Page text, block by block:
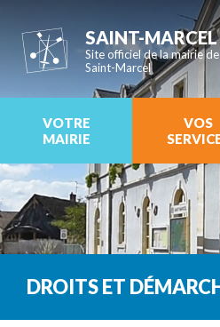
SAINT-MARCEL
Site officiel de la mairie de
Saint-Marcel
VOTRE
MAIRIE
VOS
DROITS ET